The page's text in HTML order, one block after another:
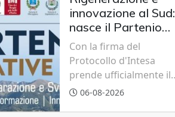
innovazione al Sud:
nasce il Partenio
Creative Hub per il
rilancio del
territorio
Con la firma del
Protocollo d'Intesa
prende ufficialmente il
via il recupero dell'ex
06-08-2026